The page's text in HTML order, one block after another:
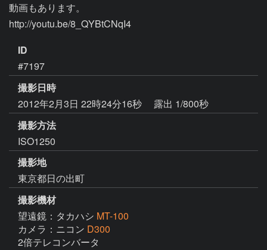
動画もあります。
http://youtu.be/8_QYBtCNqI4
ID
#7197
撮影日時
2012年2月3日 22時24分16秒
露出 1/800秒
撮影方法
ISO1250
撮影地
東京都日の出町
撮影機材
望遠鏡：タカハシ MT-100
カメラ：ニコン D300
2倍テレコンバータ